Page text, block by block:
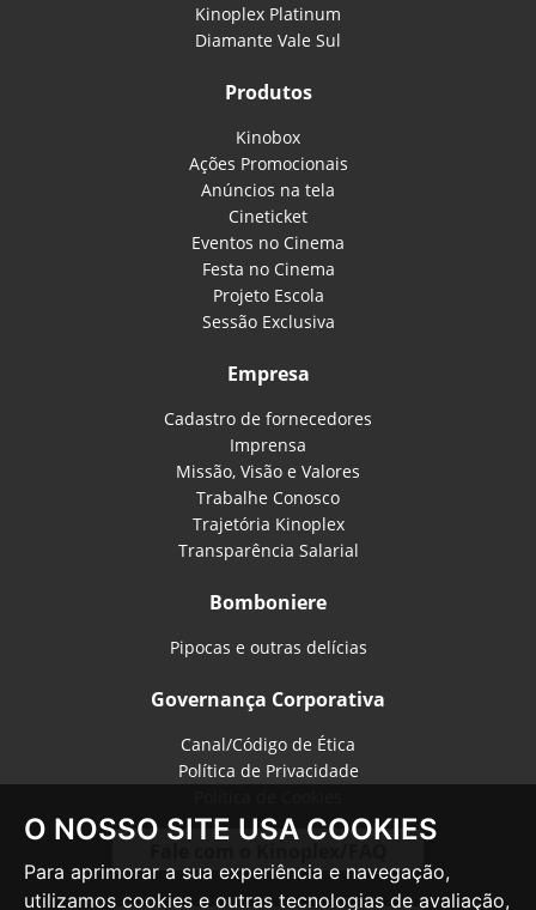
O NOSSO SITE USA COOKIES
Para aprimorar a sua experiência e navegação,
utilizamos cookies e outras tecnologias de avaliação,
Kinoplex Platinum
Diamante Vale Sul
Produtos
Kinobox
Ações Promocionais
Anúncios na tela
Cineticket
Eventos no Cinema
Festa no Cinema
Projeto Escola
Sessão Exclusiva
Empresa
Cadastro de fornecedores
Imprensa
Missão, Visão e Valores
Trabalhe Conosco
Trajetória Kinoplex
Transparência Salarial
Bomboniere
Pipocas e outras delícias
Governança Corporativa
Canal/Código de Ética
Política de Privacidade